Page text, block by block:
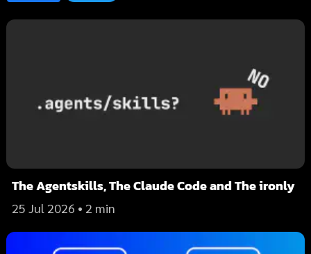
The Agentskills, The Claude Code and The ironly
25 Jul 2026 • 2 min